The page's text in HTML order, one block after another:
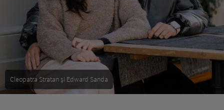
Cleopatra Stratan și Edward Sanda